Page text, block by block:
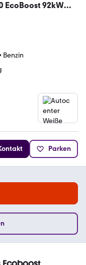
EcoBoost 92kW
Benzin
Parken